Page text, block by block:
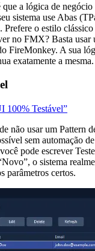
a lógica de negócio
sistema use Abas
. Prefere o estilo
no FMX? Basta usar
FireMonkey. A sua
exatamente a mesma.
100% Testável”
não usar um Pattern
sem automação
pode escrever
o sistema
parâmetros certos.